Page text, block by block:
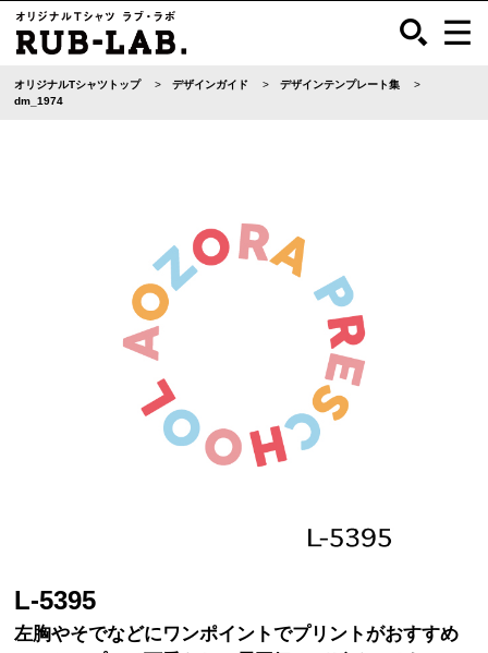
オリジナルTシャツトップ デザインガイド
デザインテンプレート集
dm_1974
L-5395
左胸やそでなどにワンポイントでプリントがおすすめ